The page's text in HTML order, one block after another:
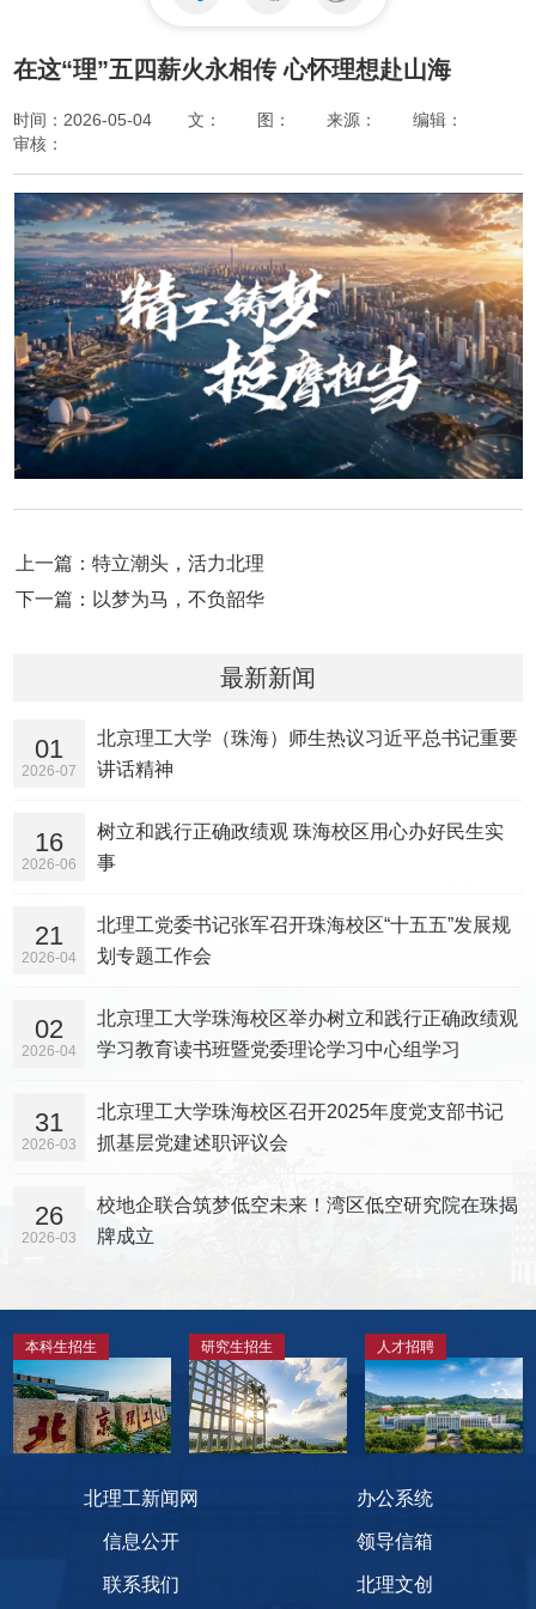
在这“理”五四薪火永相传 心怀理想赴山海
时间：2026-05-04 文： 图： 来源：
编辑：
审核：
Play
Video
上一篇：特立潮头，活力北理
下一篇：以梦为马，不负韶华
最新新闻
01
2026-07
北京理工大学（珠海）师生热议习近平总书记重要
讲话精神
16
2026-06
树立和践行正确政绩观 珠海校区用心办好民生实
事
21
2026-04
北理工党委书记张军召开珠海校区“十五五”发展规
划专题工作会
02
2026-04
北京理工大学珠海校区举办树立和践行正确政绩观
学习教育读书班暨党委理论学习中心组学习
31
2026-03
北京理工大学珠海校区召开2025年度党支部书记
抓基层党建述职评议会
26
2026-03
校地企联合筑梦低空未来！湾区低空研究院在珠揭
牌成立
本科生招生 研究生招生 人才招聘
北理工新闻网 办公系统
信息公开 领导信箱
联系我们 北理文创